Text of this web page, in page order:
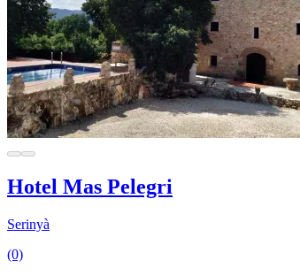
Hotel Mas Pelegri
Serinyà
(0)